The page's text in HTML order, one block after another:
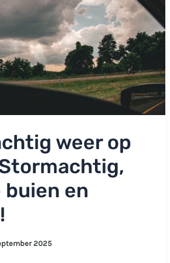
weer op
en
2025